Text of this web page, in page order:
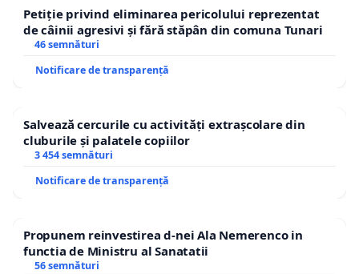
Petiție privind eliminarea pericolului reprezentat
de câinii agresivi și fără stăpân din comuna Tunari
46 semnături
Notificare de transparență
Salvează cercurile cu activități extrașcolare din
cluburile și palatele copiilor
3 454 semnături
Notificare de transparență
Propunem reinvestirea d-nei Ala Nemerenco in
functia de Ministru al Sanatatii
56 semnături